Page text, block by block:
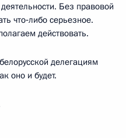
Без правовой
что‑либо серьезное.
действовать.
делегациям
оно и будет.